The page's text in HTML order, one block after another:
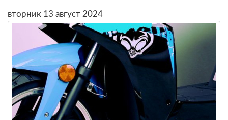
вторник 13 август 2024